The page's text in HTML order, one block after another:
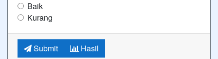
Baik
Kurang
Submit Hasil